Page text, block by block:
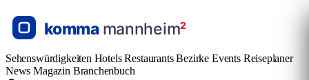
Sehenswürdigkeiten HotelsRestaurantsBezirke Events Reiseplaner
NewsMagazin Branchenbuch